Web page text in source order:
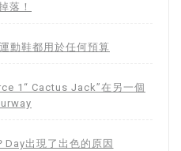
落！
動鞋都用於任何預算
1“ Cactus Jack”在另一個
Day出現了出色的原因